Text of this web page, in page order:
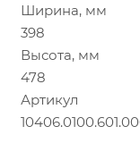
Ширина, мм
398
Высота, мм
478
Артикул